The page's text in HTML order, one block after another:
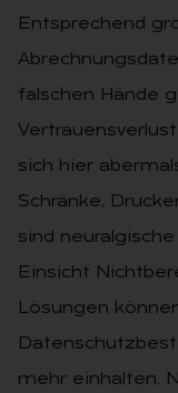
Entsprechend
falschen Hände
sich hier
Schränke,
sind
Einsicht
Lösungen
mehr einhalten.